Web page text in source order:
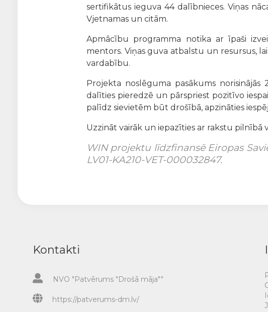
sertifikātus ieguva 44 dalībnieces. Viņas
Vjetnamas un citām.
Apmācību programma notika ar īpaši
mentors. Viņas guva atbalstu un resursus,
vardabību.
Projekta noslēguma pasākums
dalīties pieredzē un pārspriest pozitīvo
palīdz sievietēm būt drošībā, apzināties
Uzzināt vairāk un iepazīties ar rakstu pilnībā
WIN projektu līdzfinansē Eiropas
LV01-KA210-VET-000032847.
Kontakti
NVO "Patvērums "Drošā māja""
https://patverums-dm.lv/